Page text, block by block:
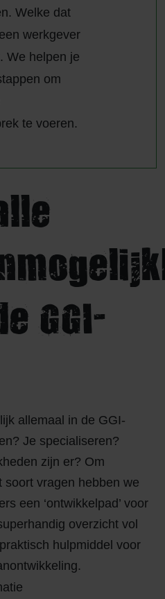
Welke dat
werkgever
We helpen je
om
te voeren.
GGI-
allemaal in de GGI-
Je specialiseren?
zijn er? Om
soort vragen hebben we
een ‘ontwikkelpad’ voor
overzicht vol
hulpmiddel voor